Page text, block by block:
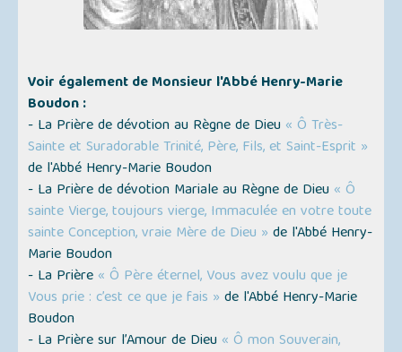
Voir également de Monsieur l'Abbé Henry-Marie
Boudon :
- La Prière de dévotion au Règne de Dieu « Ô Très-
Sainte et Suradorable Trinité, Père, Fils, et Saint-Esprit »
de l'Abbé Henry-Marie Boudon
- La Prière de dévotion Mariale au Règne de Dieu « Ô
sainte Vierge, toujours vierge, Immaculée en votre toute
sainte Conception, vraie Mère de Dieu » de l'Abbé Henry-
Marie Boudon
- La Prière « Ô Père éternel, Vous avez voulu que je
Vous prie : c’est ce que je fais » de l'Abbé Henry-Marie
Boudon
- La Prière sur l’Amour de Dieu « Ô mon Souverain,